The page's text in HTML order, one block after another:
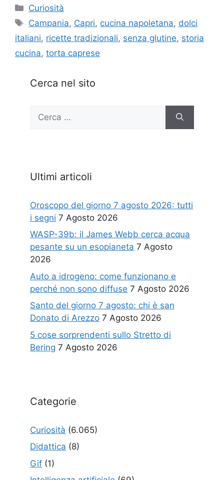
Categorie
Curiosità
Tag
Campania, Capri, cucina napoletana, dolci
italiani, ricette tradizionali, senza glutine, storia
cucina, torta caprese
Cerca nel sito
per:
Ultimi articoli
Oroscopo del giorno 7 agosto 2026: tutti
i segni 7 Agosto 2026
WASP-39b: il James Webb cerca acqua
pesante su un esopianeta 7 Agosto
2026
Auto a idrogeno: come funzionano e
perché non sono diffuse 7 Agosto 2026
Santo del giorno 7 agosto: chi è san
Donato di Arezzo 7 Agosto 2026
5 cose sorprendenti sullo Stretto di
Bering 7 Agosto 2026
Categorie
Curiosità (6.065)
Didattica (8)
Gif (1)